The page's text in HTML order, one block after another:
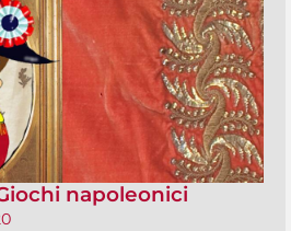
napoleonici